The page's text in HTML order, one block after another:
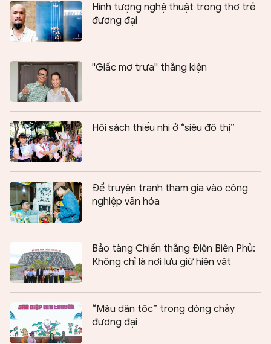
Hình tượng nghệ thuật trong thơ trẻ
đương đại
''Giấc mơ trưa'' thắng kiện
Hội sách thiếu nhi ở “siêu đô thị”
Để truyện tranh tham gia vào công
nghiệp văn hóa
Bảo tàng Chiến thắng Điện Biên Phủ:
Không chỉ là nơi lưu giữ hiện vật
“Màu dân tộc” trong dòng chảy
đương đại